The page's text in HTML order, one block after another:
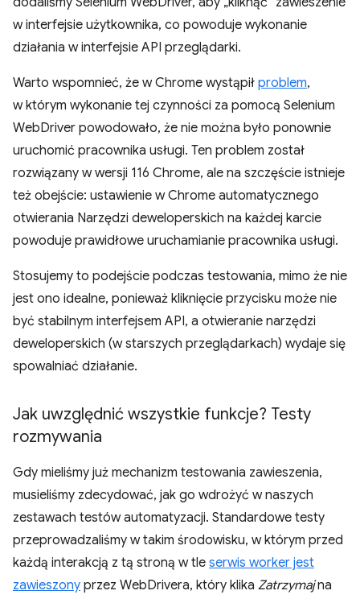
w interfejsie użytkownika, co powoduje wykonanie
działania w interfejsie API przeglądarki.
Warto wspomnieć, że w Chrome wystąpił problem,
w którym wykonanie tej czynności za pomocą Selenium
WebDriver powodowało, że nie można było ponownie
uruchomić pracownika usługi. Ten problem został
rozwiązany w wersji 116 Chrome, ale na szczęście istnieje
też obejście: ustawienie w Chrome automatycznego
otwierania Narzędzi deweloperskich na każdej karcie
powoduje prawidłowe uruchamianie pracownika usługi.
Stosujemy to podejście podczas testowania, mimo że nie
jest ono idealne, ponieważ kliknięcie przycisku może nie
być stabilnym interfejsem API, a otwieranie narzędzi
deweloperskich (w starszych przeglądarkach) wydaje się
spowalniać działanie.
Jak uwzględnić wszystkie funkcje? Testy
rozmywania
Gdy mieliśmy już mechanizm testowania zawieszenia,
musieliśmy zdecydować, jak go wdrożyć w naszych
zestawach testów automatyzacji. Standardowe testy
przeprowadzaliśmy w takim środowisku, w którym przed
każdą interakcją z tą stroną w tle serwis worker jest
zawieszony przez WebDrivera, który klika Zatrzymajna